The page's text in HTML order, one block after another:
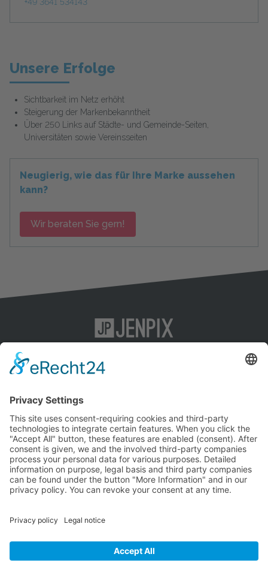
Unsere Erfolge
Sichtbarkeit im Netz erhöht
Steigerung der Markenbekanntheit
Über 250 Links auf Städte- und Gemeinde-Seiten,
Universitäten sowie Vereinsseiten
Neugierig, wie das für Ihre Marke aussehen
kann?
Wir beraten Sie gern!
KI-SEO
SEO
Social-Media-Marketing
Agentur
Kontakt
Jenpix GmbH
07743 Jena
E-Mail: info@jenpix.de